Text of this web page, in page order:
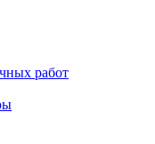
работ